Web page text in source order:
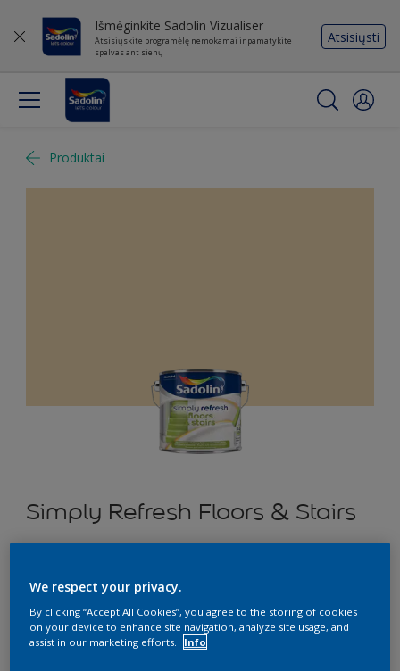
Išmėginkite Sadolin Vizualiser
Atsisiųskite programėlę nemokamai ir pamatykite
spalvas ant sienų
Atsisiųsti
Produktai
Simply Refresh Floors & Stairs
F6.15.82
Pakeisti spalvą
We respect your privacy.
By clicking “Accept All Cookies”, you agree to the storing of cookies
on your device to enhance site navigation, analyze site usage, and
assist in our marketing efforts.
Info